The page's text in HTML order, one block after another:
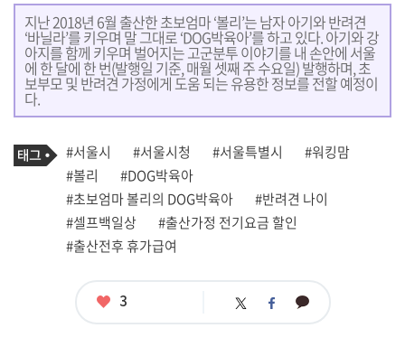
지난 2018년 6월 출산한 초보엄마 ‘볼리’는 남자 아기와 반려견
‘바닐라’를 키우며 말 그대로 ‘DOG박육아’를 하고 있다. 아기와 강
아지를 함께 키우며 벌어지는 고군분투 이야기를 내 손안에 서울
에 한 달에 한 번(발행일 기준, 매월 셋째 주 수요일) 발행하며, 초
보부모 및 반려견 가정에게 도움 되는 유용한 정보를 전할 예정이
다.
기
사
관
련
태
그
태
그
#서울시 #서울시청 #서울특별시
#워킹맘
#볼리
#DOG박육아
#초보엄마 볼리의 DOG박육아
#반려견 나이
#셀프백일상
#출산가정 전기요금 할인
#출산전후 휴가급여
좋
3 트 페 카